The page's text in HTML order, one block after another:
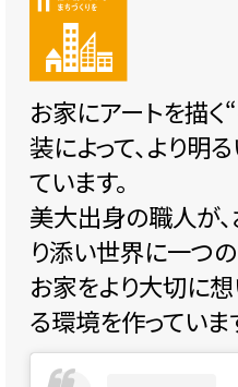
お家にアートを描く
装によって、より明
ています。
美大出身の職人が
り添い世界に一つの
お家をより大切に
る環境を作っていま